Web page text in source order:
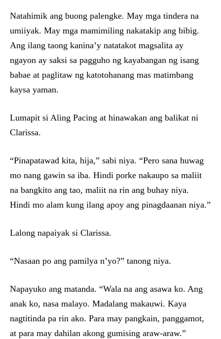
Natahimik ang buong palengke. May mga tindera na
umiiyak. May mga mamimiling nakatakip ang bibig.
Ang ilang taong kanina’y natatakot magsalita ay
ngayon ay saksi sa pagguho ng kayabangan ng isang
babae at paglitaw ng katotohanang mas matimbang
kaysa yaman.
Lumapit si Aling Pacing at hinawakan ang balikat ni
Clarissa.
“Pinapatawad kita, hija,” sabi niya. “Pero sana huwag
mo nang gawin sa iba. Hindi porke nakaupo sa maliit
na bangkito ang tao, maliit na rin ang buhay niya.
Hindi mo alam kung ilang apoy ang pinagdaanan niya.”
Lalong napaiyak si Clarissa.
“Nasaan po ang pamilya n’yo?” tanong niya.
Napayuko ang matanda. “Wala na ang asawa ko. Ang
anak ko, nasa malayo. Madalang makauwi. Kaya
nagtitinda pa rin ako. Para may pangkain, panggamot,
at para may dahilan akong gumising araw-araw.”